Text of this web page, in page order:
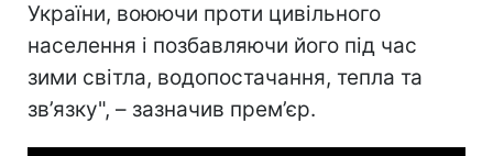
України, воюючи проти цивільного
населення і позбавляючи його під час
зими світла, водопостачання, тепла та
зв’язку", – зазначив прем’єр.